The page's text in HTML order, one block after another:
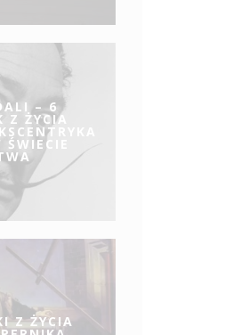
– 6
Z ŻYCIA
Z ŻYCIA